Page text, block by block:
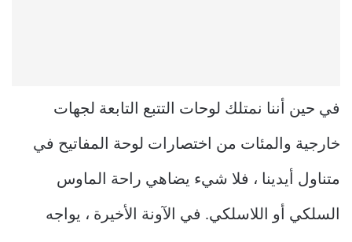
في حين أننا نمتلك لوحات التتبع التابعة لجهات
خارجية والمئات من اختصارات لوحة المفاتيح في
متناول أيدينا ، فلا شيء يضاهي راحة الماوس
السلكي أو اللاسلكي. في الآونة الأخيرة ، يواجه